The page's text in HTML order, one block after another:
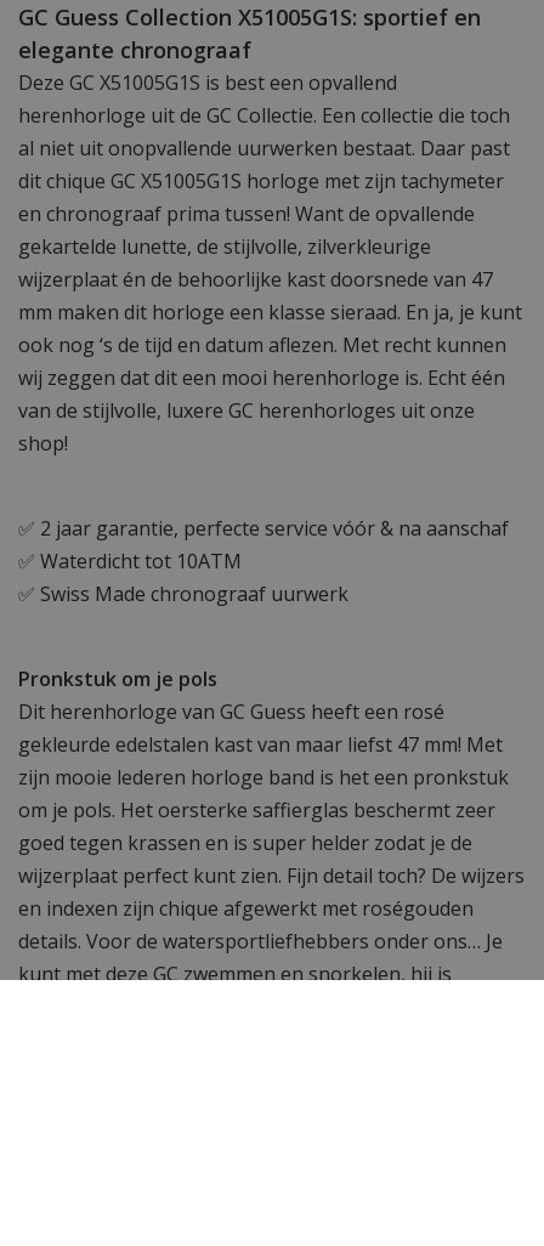
GC Guess Collection X51005G1S: sportief en
elegante chronograaf
Deze GC X51005G1S is best een opvallend
herenhorloge uit de GC Collectie. Een collectie die toch
al niet uit onopvallende uurwerken bestaat. Daar past
dit chique GC X51005G1S horloge met zijn tachymeter
en chronograaf prima tussen! Want de opvallende
gekartelde lunette, de stijlvolle, zilverkleurige
wijzerplaat én de behoorlijke kast doorsnede van 47
mm maken dit horloge een klasse sieraad. En ja, je kunt
ook nog ‘s de tijd en datum aflezen. Met recht kunnen
wij zeggen dat dit een mooi herenhorloge is. Echt één
van de stijlvolle, luxere GC herenhorloges uit onze
shop!
✅ 2 jaar garantie, perfecte service vóór & na aanschaf
✅ Waterdicht tot 10ATM
✅ Swiss Made chronograaf uurwerk
Pronkstuk om je pols
Dit herenhorloge van GC Guess heeft een rosé
gekleurde edelstalen kast van maar liefst 47 mm! Met
zijn mooie lederen horloge band is het een pronkstuk
om je pols. Het oersterke saffierglas beschermt zeer
goed tegen krassen en is super helder zodat je de
wijzerplaat perfect kunt zien. Fijn detail toch? De wijzers
en indexen zijn chique afgewerkt met roségouden
details. Voor de watersportliefhebbers onder ons… Je
kunt met deze GC zwemmen en snorkelen, hij is